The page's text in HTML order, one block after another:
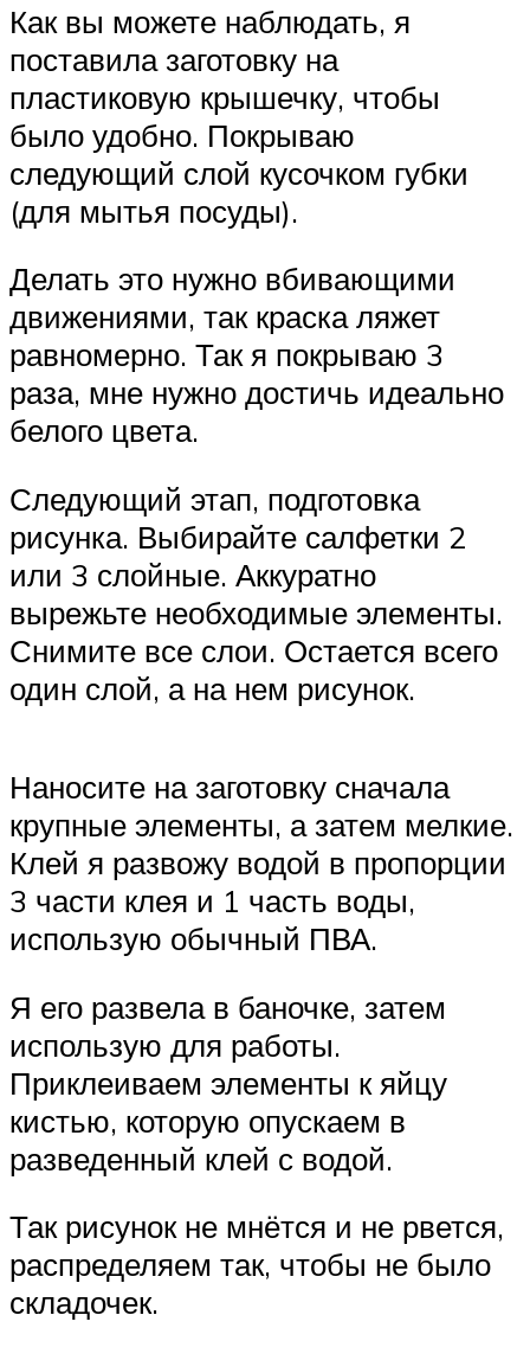
Как вы можете наблюдать, я
поставила заготовку на
пластиковую крышечку, чтобы
было удобно. Покрываю
следующий слой кусочком губки
(для мытья посуды).
Делать это нужно вбивающими
движениями, так краска ляжет
равномерно. Так я покрываю 3
раза, мне нужно достичь идеально
белого цвета.
Следующий этап, подготовка
рисунка. Выбирайте салфетки 2
или 3 слойные. Аккуратно
вырежьте необходимые элементы.
Снимите все слои. Остается всего
один слой, а на нем рисунок.
Наносите на заготовку сначала
крупные элементы, а затем мелкие.
Клей я развожу водой в пропорции
3 части клея и 1 часть воды,
использую обычный ПВА.
Я его развела в баночке, затем
использую для работы.
Приклеиваем элементы к яйцу
кистью, которую опускаем в
разведенный клей с водой.
Так рисунок не мнётся и не рвется,
распределяем так, чтобы не было
складочек.